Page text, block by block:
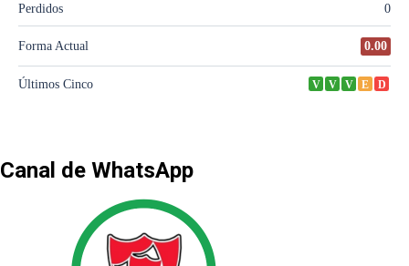
Canal de WhatsApp